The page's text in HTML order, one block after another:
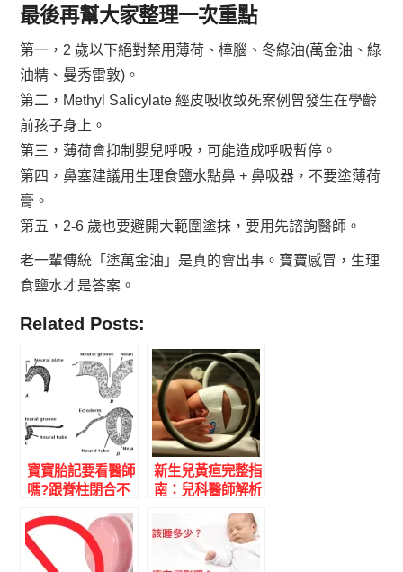
最後再幫大家整理一次重點
第一，2 歲以下絕對禁用薄荷、樟腦、冬綠油(萬金油、綠
油精、曼秀雷敦)。
第二，Methyl Salicylate 經皮吸收致死案例曾發生在學齡
前孩子身上。
第三，薄荷會抑制嬰兒呼吸，可能造成呼吸暫停。
第四，鼻塞建議用生理食鹽水點鼻 + 鼻吸器，不要塗薄荷
膏。
第五，2-6 歲也要避開大範圍塗抹，要用先諮詢醫師。
老一輩傳統「塗萬金油」是真的會出事。寶寶感冒，生理
食鹽水才是答案。
Related Posts:
寶寶胎記要看醫師
嗎?跟脊柱閉合不
醫師
新生兒黃疸完整指
南：兒科醫師解析
2022 AAP 新照光
門檻與母乳性黃疸